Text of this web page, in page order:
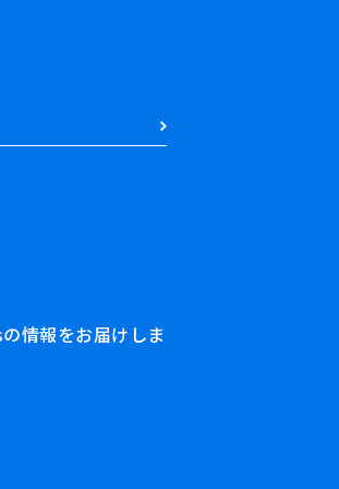
情報をお届けしま